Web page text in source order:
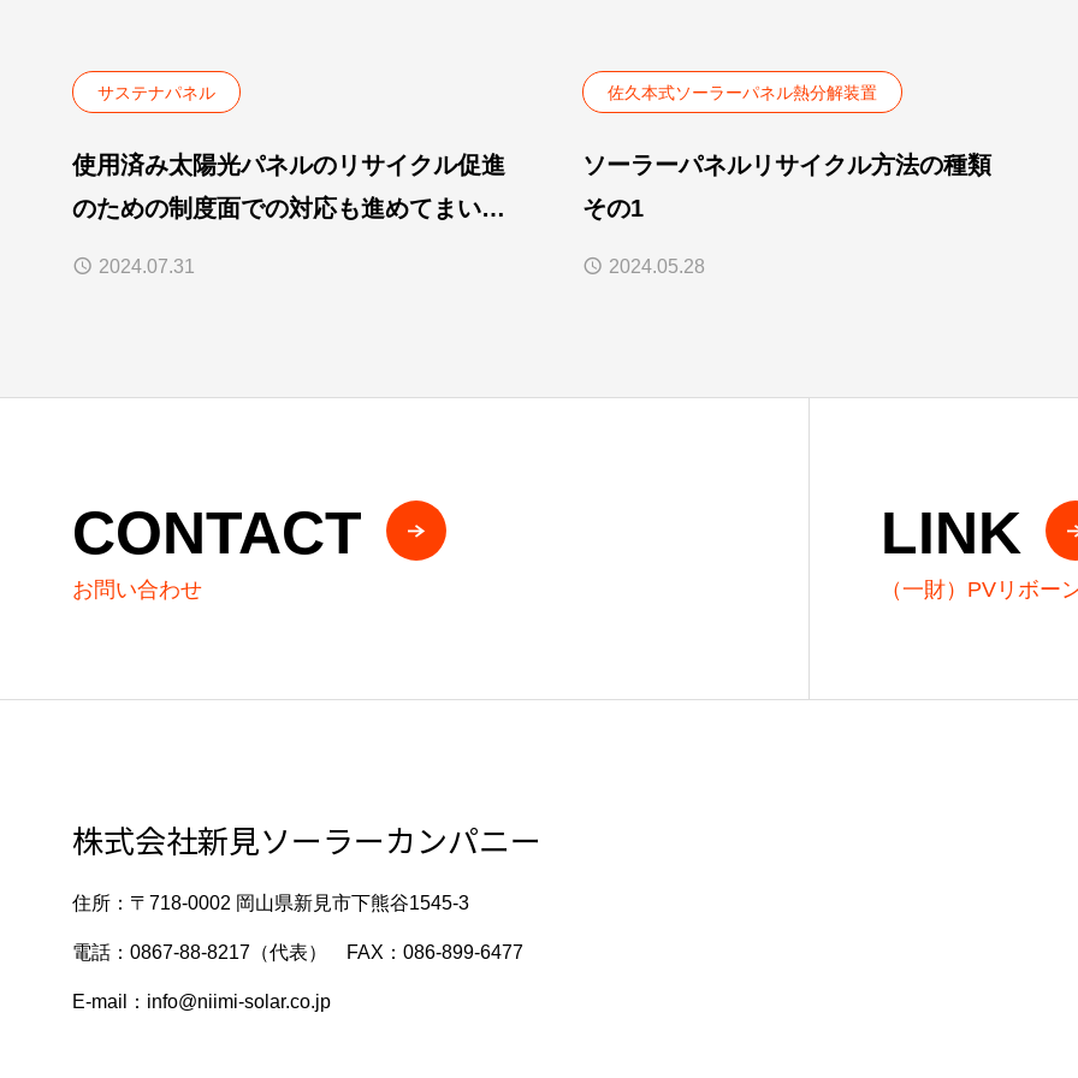
サステナパネル
使用済み太陽光パネルのリサイクル促進
のための制度面での対応も進めてまいり
ます
2024.07.31
佐久本式ソーラーパネル熱分解装置
ソーラーパネルリサイクル方法の種類
その1
2024.05.28
CONTACT
お問い合わせ
LINK
（一財）PVリボー
株式会社新見ソーラーカンパニー
住所：〒718-0002 岡山県新見市下熊谷1545-3
電話：0867-88-8217（代表） FAX：086-899-6477
E-mail：info@niimi-solar.co.jp